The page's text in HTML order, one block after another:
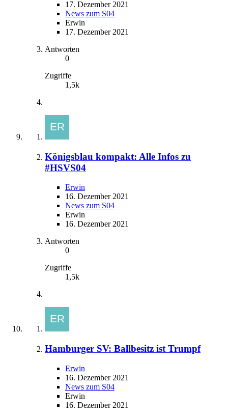
17. Dezember 2021
News zum S04
Erwin
17. Dezember 2021
Antworten
0
Zugriffe
1,5k
Königsblau kompakt: Alle Infos zu
#HSVS04
Erwin
16. Dezember 2021
News zum S04
Erwin
16. Dezember 2021
Antworten
0
Zugriffe
1,5k
Hamburger SV: Ballbesitz ist Trumpf
Erwin
16. Dezember 2021
News zum S04
Erwin
16. Dezember 2021